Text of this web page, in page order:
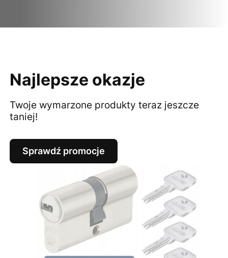
Najlepsze okazje
Twoje wymarzone produkty teraz jeszcze
taniej!
Sprawdź promocje